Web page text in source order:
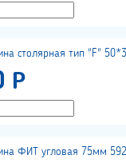
столярная тип "F"
Р
ФИТ угловая 75мм